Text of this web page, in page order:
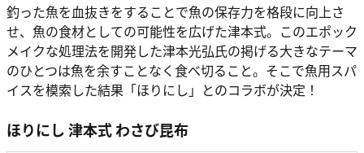
釣った魚を血抜きをすることで魚の保存力を格段に向上さ
せ、魚の食材としての可能性を広げた津本式。このエポック
メイクな処理法を開発した津本光弘氏の掲げる大きなテーマ
のひとつは魚を余すことなく食べ切ること。そこで魚用スパ
イスを模索した結果「ほりにし」とのコラボが決定！
ほりにし 津本式 わさび昆布